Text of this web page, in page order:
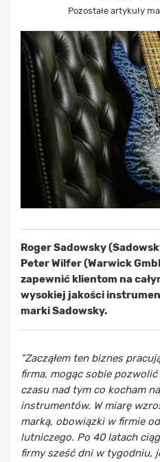
Pozostałe artykuły
Roger Sadowsky
Peter Wilfer (Warwick
zapewnić klientom na
wysokiej jakości
marki Sadowsky.
“Zacząłem ten biznes
firma, mogąc sobie
czasu nad tym co kocham
instrumentów. W miarę
marką, obowiązki w firmie
lutniczego. Po 40 latach
firmy sześć dni w tygodniu,